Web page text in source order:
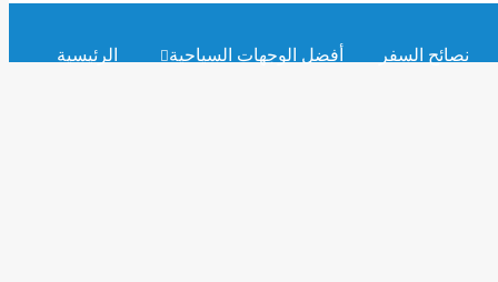
الرئيسية أفضل الوجهات السياحية نصائح السفر